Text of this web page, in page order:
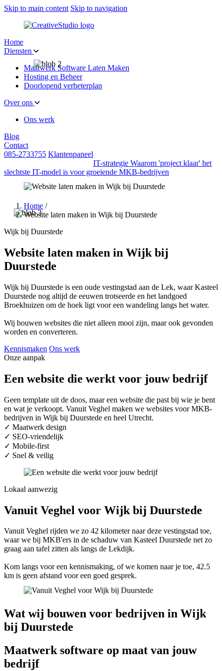
Skip to main content Skip to navigation
Home
Diensten
Maatwerk Software Laten Maken
Hosting en Beheer
Doorlopend verbeterplan
Over ons
Ons werk
Blog
Contact
085-2733755 Klantenpaneel
IT-strategie Waarom 'project klaar' het
slechtste IT-model is voor groeiende MKB-bedrijven
Home /
Website laten maken in Wijk bij Duurstede
Wijk bij Duurstede
Website laten maken in Wijk bij
Duurstede
Wijk bij Duurstede is een oude vestingstad aan de Lek, waar Kasteel
Duurstede nog altijd de eeuwen trotseerde en het landgoed
Broekhuizen om de hoek ligt voor een wandeling langs het water.
Wij bouwen websites die niet alleen mooi zijn, maar ook gevonden
worden en converteren.
Kennismaken Ons werk
Onze aanpak
Een website die werkt voor jouw bedrijf
Geen template uit de doos, maar een website die past bij wie je bent
en wat je verkoopt. Vanuit Veghel maken we websites voor MKB-
bedrijven in Wijk bij Duurstede en heel Utrecht.
✓ Maatwerk design
✓ SEO-vriendelijk
✓ Mobile-first
✓ Snel & veilig
Lokaal aanwezig
Vanuit Veghel voor Wijk bij Duurstede
Vanuit Veghel rijden we zo 42 kilometer naar deze vestingstad toe,
waar we bij MKB'ers in de schaduw van Kasteel Duurstede net zo
graag aan tafel zitten als langs de Lekdijk.
Kom langs voor een kennismaking, of we komen naar je toe, 42.5
km is geen afstand voor een goed gesprek.
Wat wij bouwen voor bedrijven in Wijk
bij Duurstede
Maatwerk software op maat van jouw
bedrijf